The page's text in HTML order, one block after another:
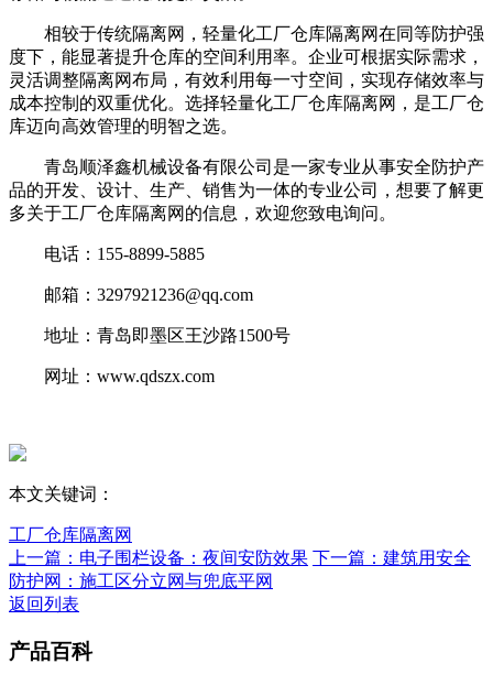
相较于传统隔离网，轻量化工厂仓库隔离网在同等防护强
度下，能显著提升仓库的空间利用率。企业可根据实际需求，
灵活调整隔离网布局，有效利用每一寸空间，实现存储效率与
成本控制的双重优化。选择轻量化工厂仓库隔离网，是工厂仓
库迈向高效管理的明智之选。
青岛顺泽鑫机械设备有限公司是一家专业从事安全防护产
品的开发、设计、生产、销售为一体的专业公司，想要了解更
多关于工厂仓库隔离网的信息，欢迎您致电询问。
电话：155-8899-5885
邮箱：3297921236@qq.com
地址：青岛即墨区王沙路1500号
网址：www.qdszx.com
本文关键词：
工厂仓库隔离网
上一篇：电子围栏设备：夜间安防效果 下一篇：建筑用安全
防护网：施工区分立网与兜底平网
返回列表
产品百科